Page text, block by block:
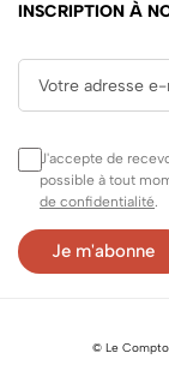
INSCRIPTION À
J'accepte de
possible à tout
de confidentialité.
© Le